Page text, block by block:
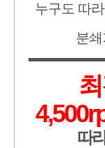
누구도 따
분
따